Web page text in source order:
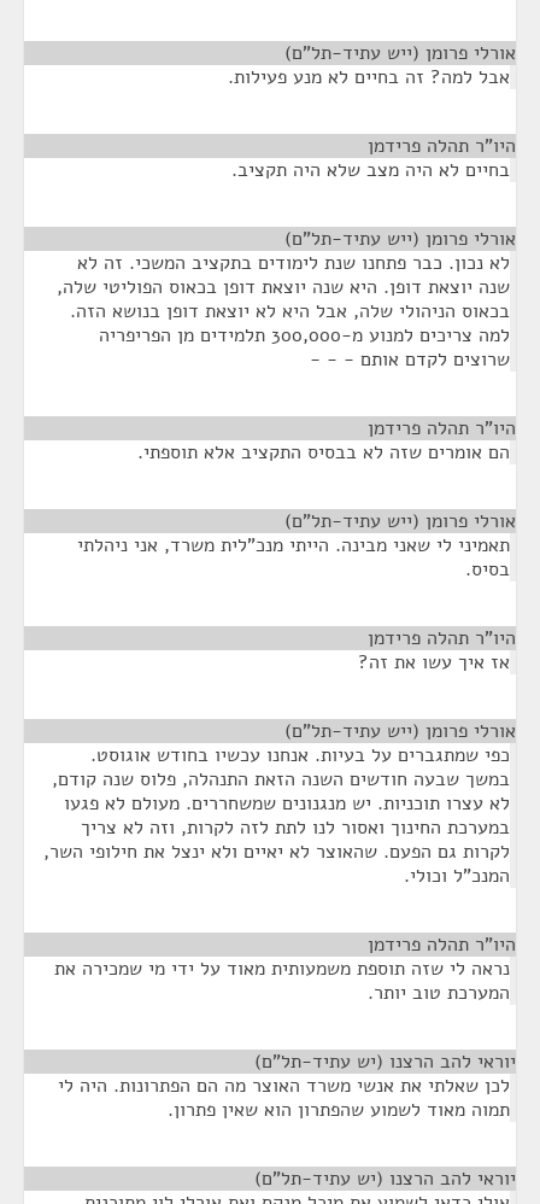
אורלי פרומן (ייש עתיד-תל"ם)
אבל למה? זה בחיים לא מנע פעילות.
היו"ר תהלה פרידמן
בחיים לא היה מצב שלא היה תקציב.
אורלי פרומן (ייש עתיד-תל"ם)
לא נכון. כבר פתחנו שנת לימודים בתקציב המשכי. זה לא
שנה יוצאת דופן. היא שנה יוצאת דופן בכאוס הפוליטי שלה,
בכאוס הניהולי שלה, אבל היא לא יוצאת דופן בנושא הזה.
למה צריכים למנוע מ-300,000 תלמידים מן הפריפריה
שרוצים לקדם אותם - - -
היו"ר תהלה פרידמן
הם אומרים שזה לא בבסיס התקציב אלא תוספתי.
אורלי פרומן (ייש עתיד-תל"ם)
תאמיני לי שאני מבינה. הייתי מנכ"לית משרד, אני ניהלתי
בסיס.
היו"ר תהלה פרידמן
אז איך עשו את זה?
אורלי פרומן (ייש עתיד-תל"ם)
כפי שמתגברים על בעיות. אנחנו עכשיו בחודש אוגוסט.
במשך שבעה חודשים השנה הזאת התנהלה, פלוס שנה קודם,
לא עצרו תוכניות. יש מנגנונים שמשחררים. מעולם לא פגעו
במערכת החינוך ואסור לנו לתת לזה לקרות, וזה לא צריך
לקרות גם הפעם. שהאוצר לא יאיים ולא ינצל את חילופי השר,
המנכ"ל וכולי.
היו"ר תהלה פרידמן
נראה לי שזה תוספת משמעותית מאוד על ידי מי שמכירה את
המערכת טוב יותר.
יוראי להב הרצנו (יש עתיד-תל"ם)
לכן שאלתי את אנשי משרד האוצר מה הם הפתרונות. היה לי
תמוה מאוד לשמוע שהפתרון הוא שאין פתרון.
יוראי להב הרצנו (יש עתיד-תל"ם)